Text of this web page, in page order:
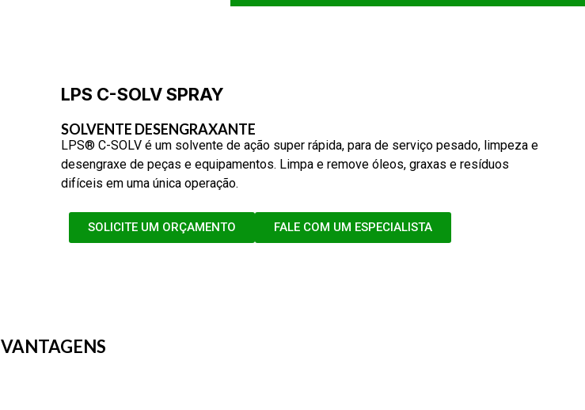
LPS C-SOLV SPRAY
SOLVENTE DESENGRAXANTE
LPS® C-SOLV é um solvente de ação super rápida, para de serviço pesado, limpeza e
desengraxe de peças e equipamentos. Limpa e remove óleos, graxas e resíduos
difíceis em uma única operação.
SOLICITE UM ORÇAMENTO FALE COM UM ESPECIALISTA
VANTAGENS